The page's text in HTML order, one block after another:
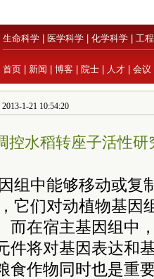
生命科学 医学科学 化学科学 工
首页 新闻 博客 院士 人才 会议
1-21 10:54:20
控水稻转座子活性研
组中能够移动或复
它们对动植物基因
而在宿主基因组中
件将对基因表达和
食作物同时也是重